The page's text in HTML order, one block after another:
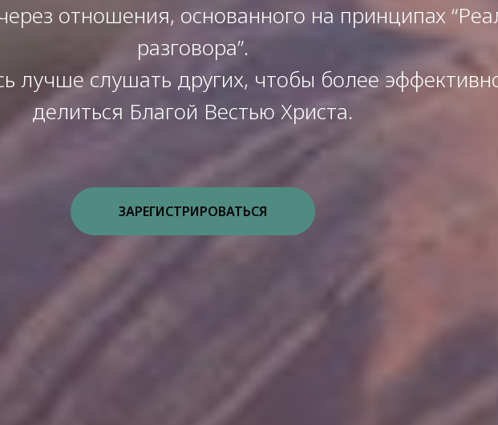
отношения, основанного на принципах
разговора”.
лучше слушать других, чтобы более
делиться Благой Вестью Христа.
ЗАРЕГИСТРИРОВАТЬСЯ